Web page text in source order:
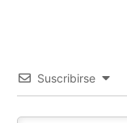
Suscribirse